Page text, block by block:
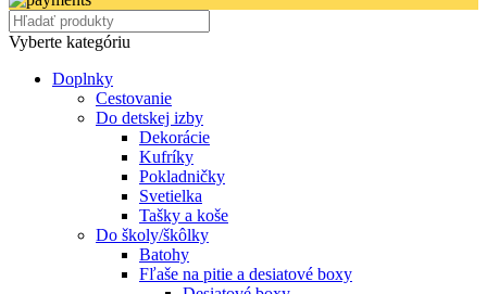
Vyberte kategóriu
Doplnky
Cestovanie
Do detskej izby
Dekorácie
Kufríky
Pokladničky
Svetielka
Tašky a koše
Do školy/škôlky
Batohy
Fľaše na pitie a desiatové boxy